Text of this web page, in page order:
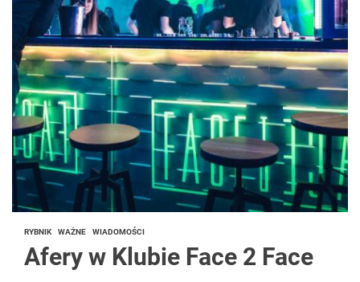
RYBNIK WAŻNE WIADOMOŚCI
Afery w Klubie Face 2 Face